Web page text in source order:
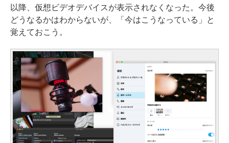
以降、仮想ビデオデバイスが表示されなくなった。今後
どうなるかはわからないが、「今はこうなっている」と
覚えておこう。